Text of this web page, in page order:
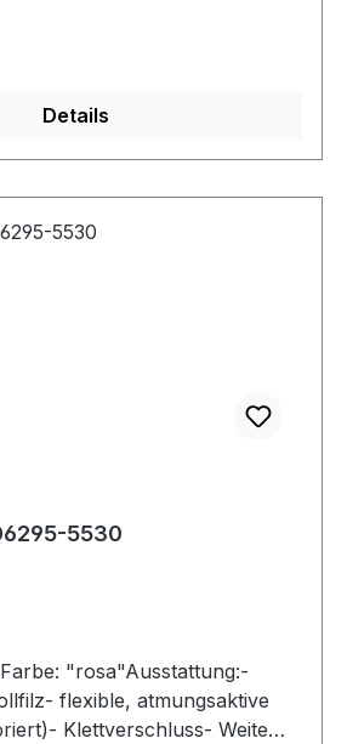
Details
5530
"rosa"Ausstattung:-
flexible, atmungsaktive
Klettverschluss- Weite